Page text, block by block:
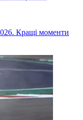
Кращі моменти